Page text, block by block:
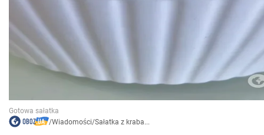
/Wiadomości/Sałatka z kraba...